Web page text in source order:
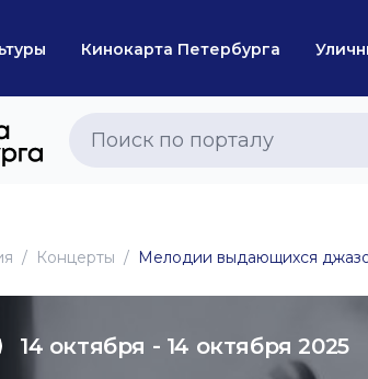
Кинокарта Петербурга
Концерты Мелодии выдающихся
14 октября - 14 октября 2025